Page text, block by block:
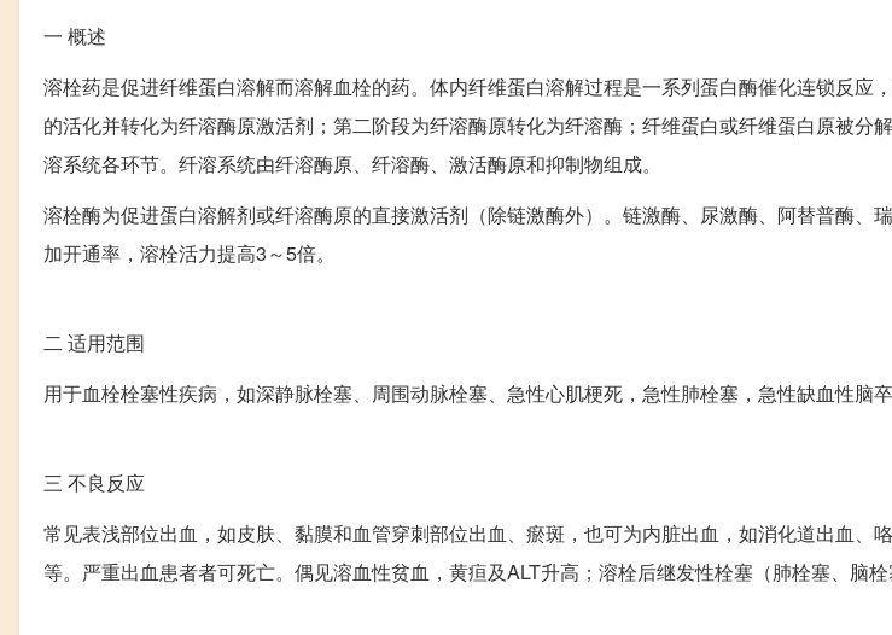
一 概述
溶栓药是促进纤维蛋白溶解而溶解血栓的药。体内纤维蛋白溶解过程是一系列蛋白酶催化连锁反应
的活化并转化为纤溶酶原激活剂；第二阶段为纤溶酶原转化为纤溶酶；纤维蛋白或纤维蛋白原被分
溶系统各环节。纤溶系统由纤溶酶原、纤溶酶、激活酶原和抑制物组成。
溶栓酶为促进蛋白溶解剂或纤溶酶原的直接激活剂（除链激酶外）。链激酶、尿激酶、阿替普酶、
加开通率，溶栓活力提高3～5倍。
二 适用范围
用于血栓栓塞性疾病，如深静脉栓塞、周围动脉栓塞、急性心肌梗死，急性肺栓塞，急性缺血性脑卒
三 不良反应
常见表浅部位出血，如皮肤、黏膜和血管穿刺部位出血、瘀斑，也可为内脏出血，如消化道出血、
等。严重出血患者者可死亡。偶见溶血性贫血，黄疸及ALT升高；溶栓后继发性栓塞（肺栓塞、脑栓